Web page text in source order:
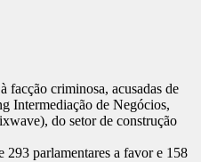
criminosa, acusadas de
Intermediação de Negócios,
do setor de construção
parlamentares a favor e 158